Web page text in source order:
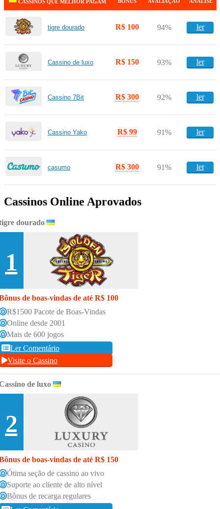
CASSINOS QUE MELHOR PAGAM
tigre dourado R$ 100 94% ler
Cassino de luxo R$ 150 93% ler
Cassino 7Bit R$ 300 92% ler
Cassino Yako R$ 99 91% ler
casumo R$ 300 91% ler
Cassinos Online Aprovados
dourado
1
de boas-vindas de até R$ 100
R$1500 Pacote de Boas-Vindas
Online desde 2001
Mais de 600 jogos
Ler Comentário
Visite o Cassino
de luxo
2
de boas-vindas de até R$ 150
Ótima seção de cassino ao vivo
Suporte ao cliente de alto nível
Bônus de recarga regulares